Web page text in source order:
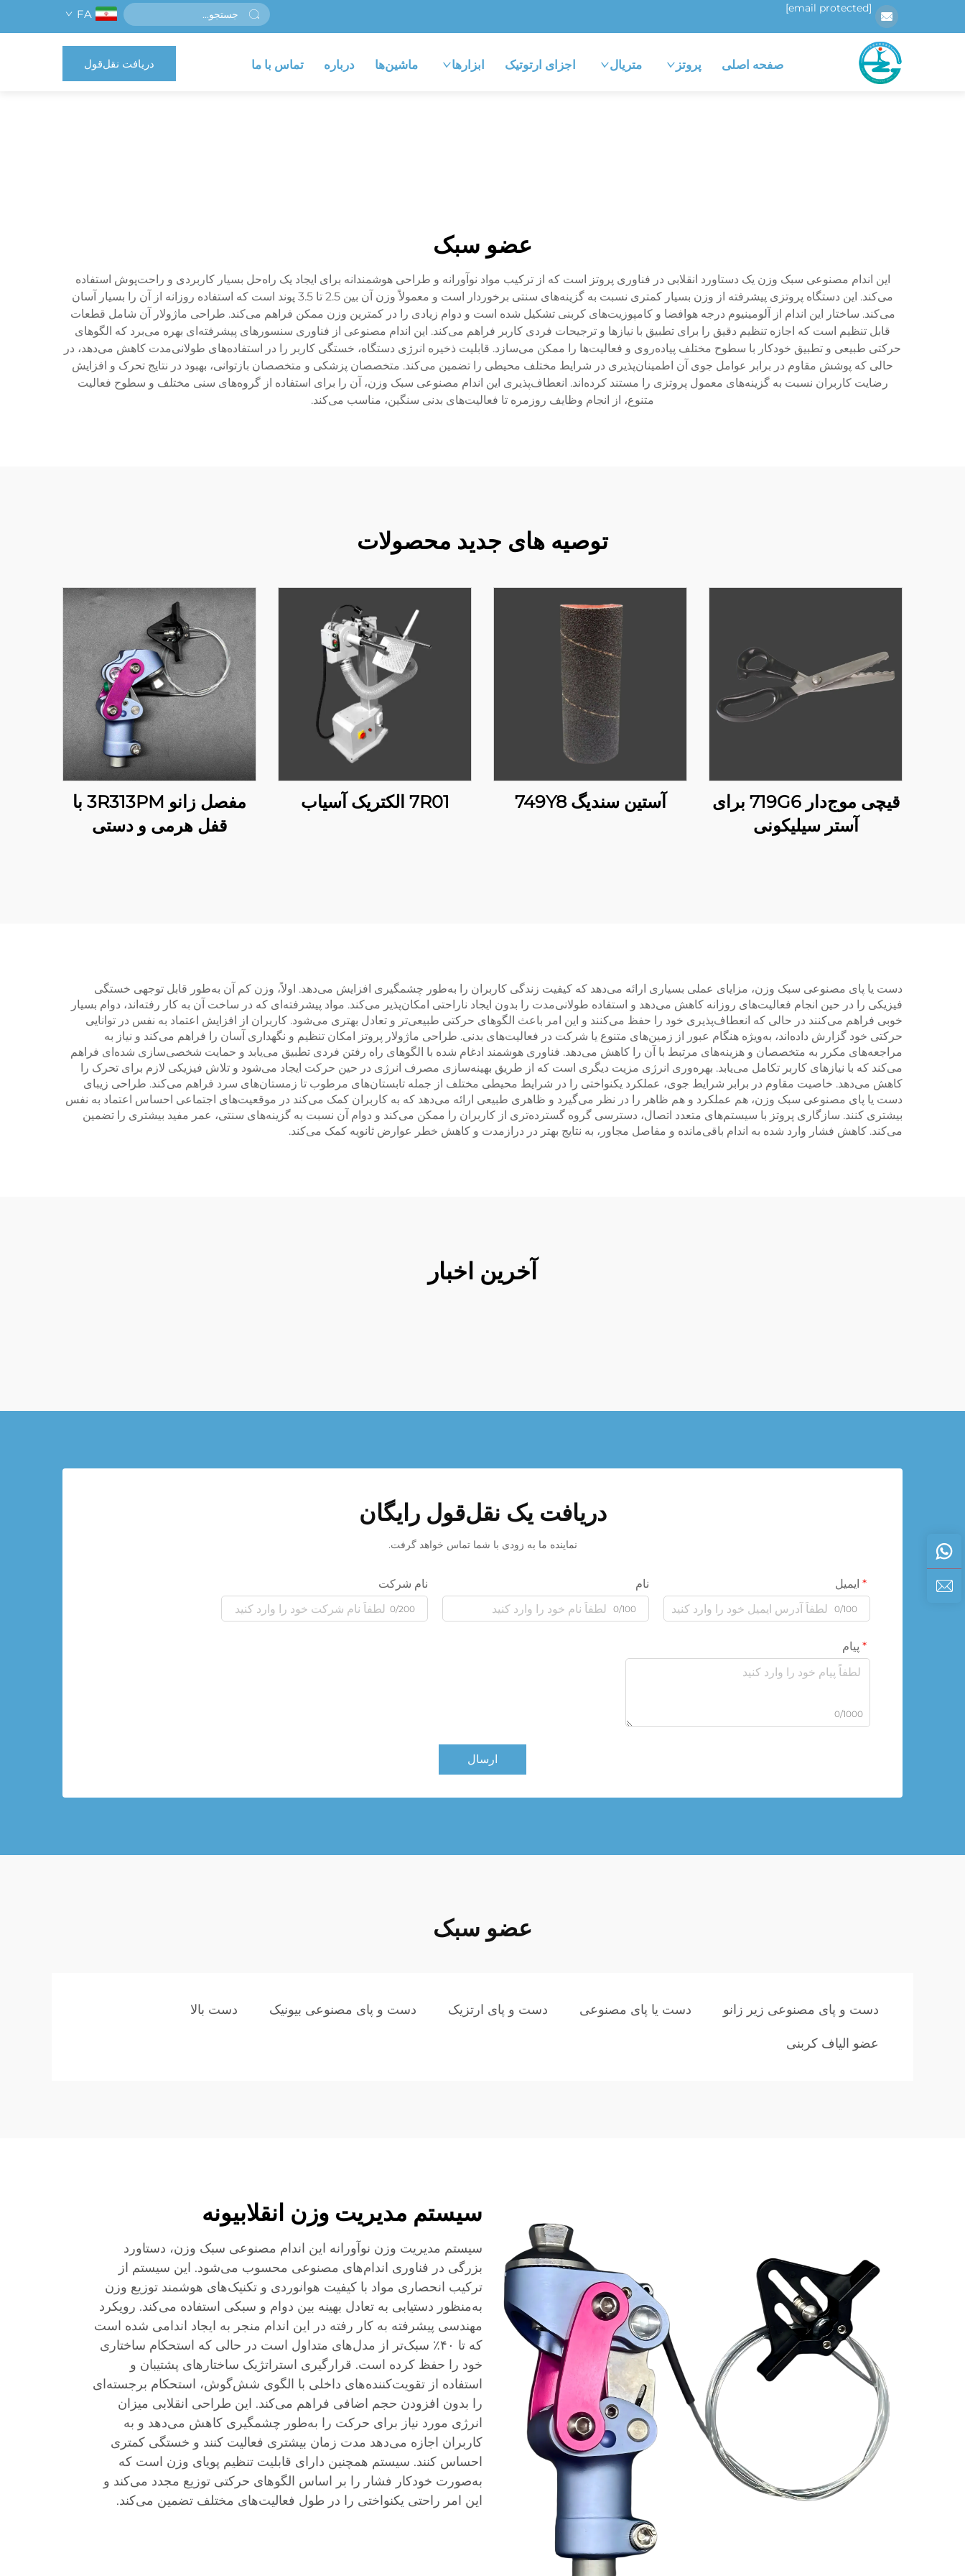
[email protected]
FA
صفحه اصلی پروتز متریال اجزای ارتوتیک ابزارها ماشین‌ها درباره تماس با ما دریافت نقل‌قول
عضو سبک
این اندام مصنوعی سبک وزن یک دستاورد انقلابی در فناوری پروتز است که از ترکیب مواد نوآورانه و طراحی هوشمندانه برای ایجاد یک راه‌حل بسیار کاربردی و راحت‌پوش استفاده
می‌کند. این دستگاه پروتزی پیشرفته از وزن بسیار کمتری نسبت به گزینه‌های سنتی برخوردار است و معمولاً وزن آن بین 2.5 تا 3.5 پوند است که استفاده روزانه از آن را بسیار آسان
می‌کند. ساختار این اندام از آلومینیوم درجه هوافضا و کامپوزیت‌های کربنی تشکیل شده است و دوام زیادی را در کمترین وزن ممکن فراهم می‌کند. طراحی ماژولار آن شامل قطعات
قابل تنظیم است که اجازه تنظیم دقیق را برای تطبیق با نیازها و ترجیحات فردی کاربر فراهم می‌کند. این اندام مصنوعی از فناوری سنسورهای پیشرفته‌ای بهره می‌برد که الگوهای
حرکتی طبیعی و تطبیق خودکار با سطوح مختلف پیاده‌روی و فعالیت‌ها را ممکن می‌سازد. قابلیت ذخیره انرژی دستگاه، خستگی کاربر را در استفاده‌های طولانی‌مدت کاهش می‌دهد، در
حالی که پوشش مقاوم در برابر عوامل جوی آن اطمینان‌پذیری در شرایط مختلف محیطی را تضمین می‌کند. متخصصان پزشکی و متخصصان بازتوانی، بهبود در نتایج تحرک و افزایش
رضایت کاربران نسبت به گزینه‌های معمول پروتزی را مستند کرده‌اند. انعطاف‌پذیری این اندام مصنوعی سبک وزن، آن را برای استفاده از گروه‌های سنی مختلف و سطوح فعالیت
متنوع، از انجام وظایف روزمره تا فعالیت‌های بدنی سنگین، مناسب می‌کند.
توصیه های جدید محصولات
قیچی موج‌دار 719G6 برای
آستر سیلیکونی
آستین سندیگ 749Y8 7R01 الکتریک آسیاب
مفصل زانو 3R313PM با
قفل هرمی و دستی
دست یا پای مصنوعی سبک وزن، مزایای عملی بسیاری ارائه می‌دهد که کیفیت زندگی کاربران را به‌طور چشمگیری افزایش می‌دهد. اولاً، وزن کم آن به‌طور قابل توجهی خستگی
فیزیکی را در حین انجام فعالیت‌های روزانه کاهش می‌دهد و استفاده طولانی‌مدت را بدون ایجاد ناراحتی امکان‌پذیر می‌کند. مواد پیشرفته‌ای که در ساخت آن به کار رفته‌اند، دوام بسیار
خوبی فراهم می‌کنند در حالی که انعطاف‌پذیری خود را حفظ می‌کنند و این امر باعث الگوهای حرکتی طبیعی‌تر و تعادل بهتری می‌شود. کاربران از افزایش اعتماد به نفس در توانایی
حرکتی خود گزارش داده‌اند، به‌ویژه هنگام عبور از زمین‌های متنوع یا شرکت در فعالیت‌های بدنی. طراحی ماژولار پروتز امکان تنظیم و نگهداری آسان را فراهم می‌کند و نیاز به
مراجعه‌های مکرر به متخصصان و هزینه‌های مرتبط با آن را کاهش می‌دهد. فناوری هوشمند ادغام شده با الگوهای راه رفتن فردی تطبیق می‌یابد و حمایت شخصی‌سازی شده‌ای فراهم
می‌کند که با نیازهای کاربر تکامل می‌یابد. بهره‌وری انرژی مزیت دیگری است که از طریق بهینه‌سازی مصرف انرژی در حین حرکت ایجاد می‌شود و تلاش فیزیکی لازم برای تحرک را
کاهش می‌دهد. خاصیت مقاوم در برابر شرایط جوی، عملکرد یکنواختی را در شرایط محیطی مختلف از جمله تابستان‌های مرطوب تا زمستان‌های سرد فراهم می‌کند. طراحی زیبای
دست یا پای مصنوعی سبک وزن، هم عملکرد و هم ظاهر را در نظر می‌گیرد و ظاهری طبیعی ارائه می‌دهد که به کاربران کمک می‌کند در موقعیت‌های اجتماعی احساس اعتماد به نفس
بیشتری کنند. سازگاری پروتز با سیستم‌های متعدد اتصال، دسترسی گروه گسترده‌تری از کاربران را ممکن می‌کند و دوام آن نسبت به گزینه‌های سنتی، عمر مفید بیشتری را تضمین
می‌کند. کاهش فشار وارد شده به اندام باقی‌مانده و مفاصل مجاور، به نتایج بهتر در درازمدت و کاهش خطر عوارض ثانویه کمک می‌کند.
آخرین اخبار
دریافت یک نقل‌قول رایگان
نماینده ما به زودی با شما تماس خواهد گرفت.
ایمیل
0/100
نام
0/100
نام شرکت
0/200
پیام
0/1000
ارسال
عضو سبک
دست و پای مصنوعی زیر زانو دست یا پای مصنوعی دست و پای ارتزیک دست و پای مصنوعی بیونیک دست بالا
عضو الیاف کربنی
سیستم مدیریت وزن انقلابیونه
سیستم مدیریت وزن نوآورانه این اندام مصنوعی سبک وزن، دستاورد
بزرگی در فناوری اندام‌های مصنوعی محسوب می‌شود. این سیستم از
ترکیب انحصاری مواد با کیفیت هوانوردی و تکنیک‌های هوشمند توزیع وزن
به‌منظور دستیابی به تعادل بهینه بین دوام و سبکی استفاده می‌کند. رویکرد
مهندسی پیشرفته به کار رفته در این اندام منجر به ایجاد اندامی شده است
که تا ۴۰٪ سبک‌تر از مدل‌های متداول است در حالی که استحکام ساختاری
خود را حفظ کرده است. قرارگیری استراتژیک ساختارهای پشتیبان و
استفاده از تقویت‌کننده‌های داخلی با الگوی شش‌گوش، استحکام برجسته‌ای
را بدون افزودن حجم اضافی فراهم می‌کند. این طراحی انقلابی میزان
انرژی مورد نیاز برای حرکت را به‌طور چشمگیری کاهش می‌دهد و به
کاربران اجازه می‌دهد مدت زمان بیشتری فعالیت کنند و خستگی کمتری
احساس کنند. سیستم همچنین دارای قابلیت تنظیم پویای وزن است که
به‌صورت خودکار فشار را بر اساس الگوهای حرکتی توزیع مجدد می‌کند و
این امر راحتی یکنواختی را در طول فعالیت‌های مختلف تضمین می‌کند.